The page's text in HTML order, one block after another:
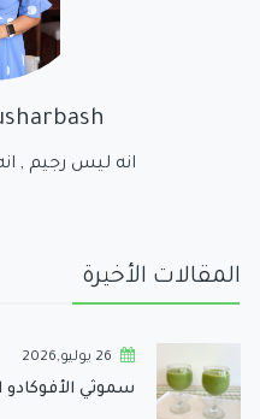
انه ليس رجيم ,
المقالات الأخيرة
26 يوليو,2026
سموثي